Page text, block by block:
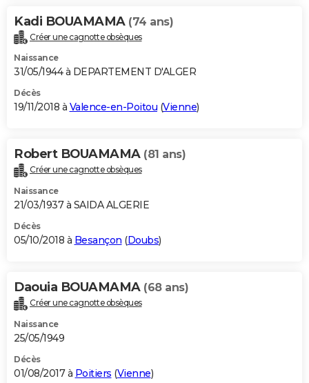
Kadi BOUAMAMA (74 ans)
Créer une cagnotte obsèques
Naissance
31/05/1944 à DEPARTEMENT D'ALGER
Décès
19/11/2018 à Valence-en-Poitou (Vienne)
Robert BOUAMAMA (81 ans)
Créer une cagnotte obsèques
Naissance
21/03/1937 à SAIDA ALGERIE
Décès
05/10/2018 à Besançon (Doubs)
Daouia BOUAMAMA (68 ans)
Créer une cagnotte obsèques
Naissance
25/05/1949
Décès
01/08/2017 à Poitiers (Vienne)